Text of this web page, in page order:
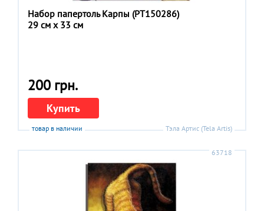
Набор папертоль Карпы (РТ150286)
29 см x 33 см
200 грн.
Купить
товар в наличии Тэла Артис (Tela Artis)
63718